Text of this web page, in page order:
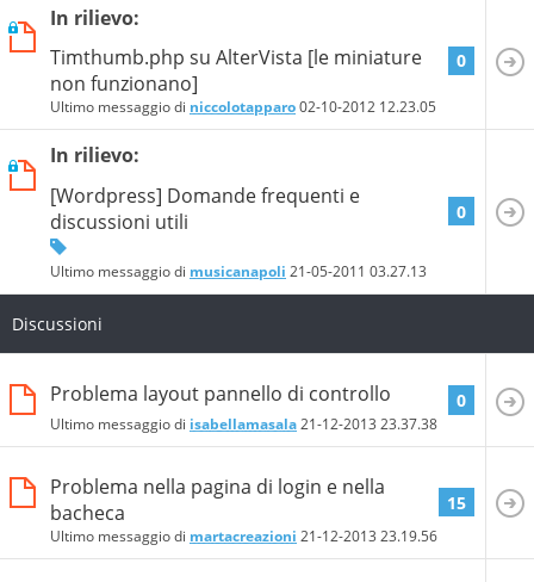
In rilievo:
Timthumb.php su AlterVista [le miniature
non funzionano]
Ultimo messaggio di niccolotapparo02-10-2012 12.23.05
0
In rilievo:
[Wordpress] Domande frequenti e
discussioni utili
Ultimo messaggio di musicanapoli 21-05-2011 03.27.13
0
Discussioni
Problema layout pannello di controllo
Ultimo messaggio di isabellamasala21-12-2013 23.37.38
0
Problema nella pagina di login e nella
bacheca
Ultimo messaggio di martacreazioni 21-12-2013 23.19.56
15